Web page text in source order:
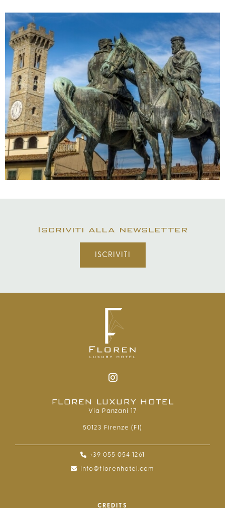
Iscriviti alla newsletter
ISCRIVITI
FLOREN LUXURY HOTEL
Via Panzani 17
50123 Firenze (FI)
+39 055 054 1261
info@florenhotel.com
CREDITS